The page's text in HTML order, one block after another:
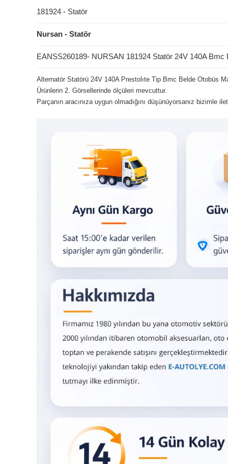
181924 - Statör
Nursan - Statör
EANSS260189- NURSAN 181924 Statör 24V 140A
Alternatör Statörü 24V 140A Prestolıte Tip Bmc Belde Otobüs
Ürünlerin 2. Görsellerinde ölçüleri mevcuttur.
Parçanın aracınıza uygun olmadığını düşünüyorsanız bizimle